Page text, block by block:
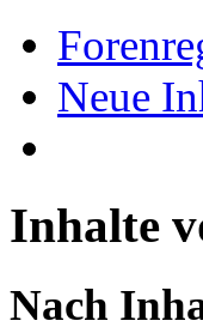
Neue
Inhalte
Nach